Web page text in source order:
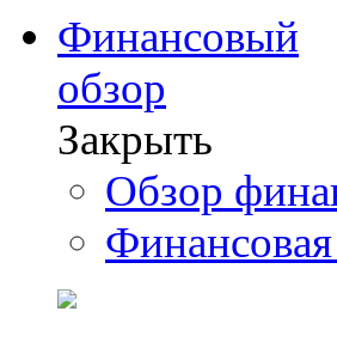
Финансовый
обзор
Закрыть
Обзор